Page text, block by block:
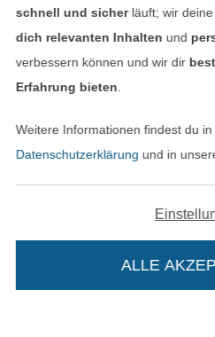
Alle Preise inkl.
Deutsch
In
schnell und sicherläuft; wir
dich relevanten Inhalten und
verbessern können und wir dir
Erfahrung bieten
Weitere Informationen findest du
Datenschutzerklärung und in
ALLE